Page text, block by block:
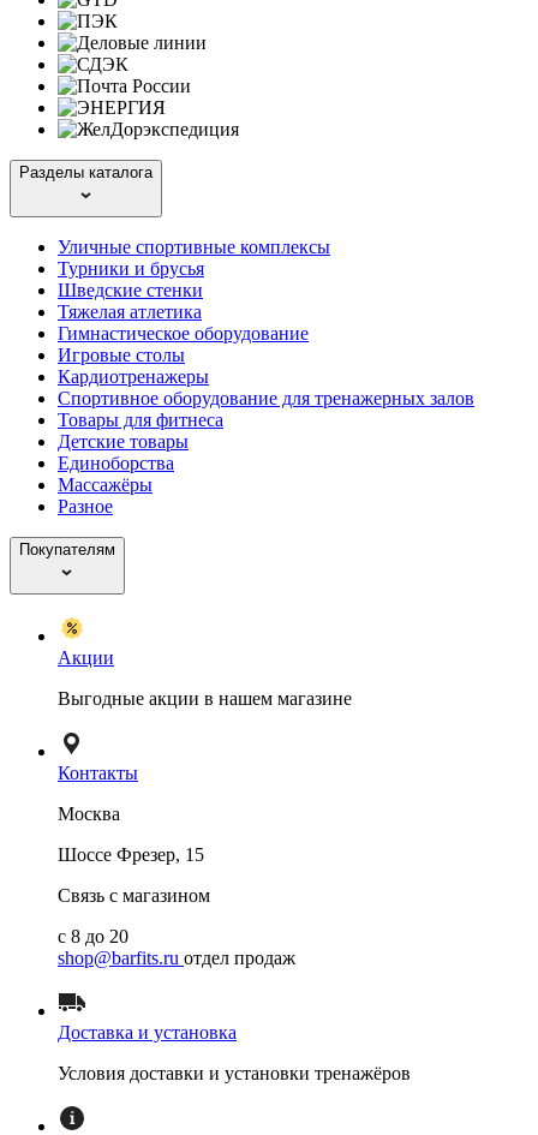
Разделы каталога
Уличные спортивные комплексы
Турники и брусья
Шведские стенки
Тяжелая атлетика
Гимнастическое оборудование
Игровые столы
Кардиотренажеры
Спортивное оборудование для тренажерных залов
Товары для фитнеса
Детские товары
Единоборства
Массажёры
Разное
Покупателям
Акции
Выгодные акции в нашем магазине
Контакты
Москва
Шоссе Фрезер, 15
Связь с магазином
с 8 до 20
shop@barfits.ru отдел продаж
Доставка и установка
Условия доставки и установки тренажёров